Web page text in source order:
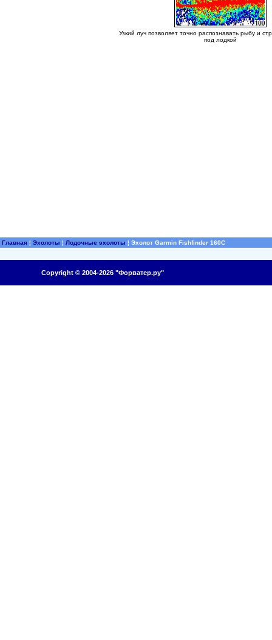
Узкий луч позволяет точно распознавать рыбу и
под лодкой
Главная ¦ Эхолоты ¦ Лодочные эхолоты ¦ Эхолот Garmin Fishfinder 160C
Copyright © 2004-2026 "Форватер.ру"